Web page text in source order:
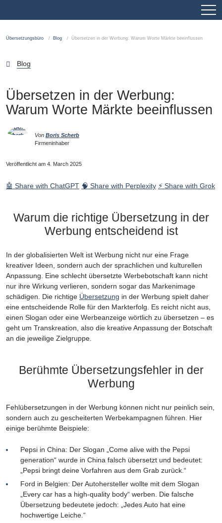
Übersetzungsbüro Blog Übersetzen in der Werbung: Warum Worte Märkte beeinflussen
Blog
Übersetzen in der Werbung:
Warum Worte Märkte beeinflussen
Von Boris Scherb
Firmeninhaber
Veröffentlicht am 4. March 2025
🤖 Share with ChatGPT 🧠 Share with Perplexity ⚡ Share with Grok
Warum die richtige Übersetzung in der
Werbung entscheidend ist
In der globalisierten Welt ist Werbung nicht nur eine Frage
kreativer Ideen, sondern auch der sprachlichen und kulturellen
Anpassung. Eine schlecht übersetzte Werbebotschaft kann nicht
nur ihre Wirkung verlieren, sondern sogar das Markenimage
schädigen. Die richtige Übersetzung in der Werbung spielt daher
eine entscheidende Rolle für den Markterfolg. Es reicht nicht aus,
einen Slogan oder eine Werbeanzeige wörtlich zu übersetzen – es
geht um Transkreation, also die kreative Anpassung der Botschaft
an die jeweilige Zielgruppe.
Berühmte Übersetzungsfehler in der
Werbung
Fehlübersetzungen in der Werbung können nicht nur peinlich sein,
sondern auch zu gescheiterten Werbekampagnen führen. Hier
einige berühmte Beispiele:
Pepsi in China: Der Slogan „Come alive with the Pepsi
generation“ wurde in China falsch übersetzt und bedeutet:
„Pepsi bringt deine Vorfahren aus dem Grab zurück.“
Ford in Belgien: Der Autohersteller wollte mit dem Slogan
„Every car has a high-quality body“ werben. Die falsche
Übersetzung bedeutete jedoch: „Jedes Auto hat eine
hochwertige Leiche.“